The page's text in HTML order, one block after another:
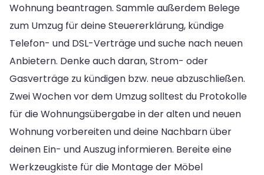
Wohnung beantragen. Sammle außerdem Belege
zum Umzug für deine Steuererklärung, kündige
Telefon- und DSL-Verträge und suche nach neuen
Anbietern. Denke auch daran, Strom- oder
Gasverträge zu kündigen bzw. neue abzuschließen.
Zwei Wochen vor dem Umzug solltest du Protokolle
für die Wohnungsübergabe in der alten und neuen
Wohnung vorbereiten und deine Nachbarn über
deinen Ein- und Auszug informieren. Bereite eine
Werkzeugkiste für die Montage der Möbel